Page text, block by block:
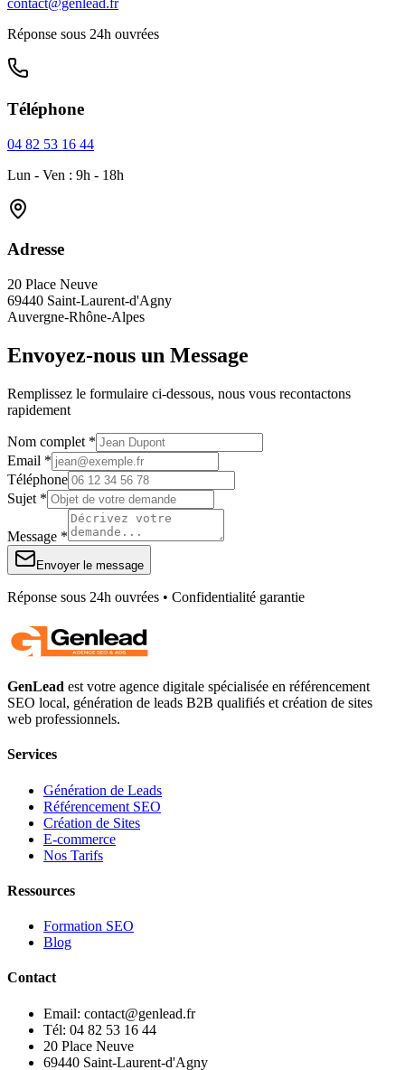
contact@genlead.fr
Réponse sous 24h ouvrées
Téléphone
04 82 53 16 44
Lun - Ven : 9h - 18h
Adresse
20 Place Neuve
69440 Saint-Laurent-d'Agny
Auvergne-Rhône-Alpes
Envoyez-nous un Message
Remplissez le formulaire ci-dessous, nous vous recontactons
rapidement
Nom complet *
Email *
Téléphone
Sujet *
Message *
Envoyer le message
Réponse sous 24h ouvrées • Confidentialité garantie
GenLead est votre agence digitale spécialisée en référencement
SEO local, génération de leads B2B qualifiés et création de sites
web professionnels.
Services
Génération de Leads
Référencement SEO
Création de Sites
E-commerce
Nos Tarifs
Ressources
Formation SEO
Blog
Contact
Email: contact@genlead.fr
Tél: 04 82 53 16 44
20 Place Neuve
69440 Saint-Laurent-d'Agny